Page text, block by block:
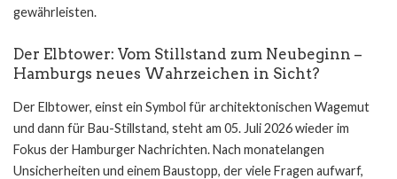
gewährleisten.
Der Elbtower: Vom Stillstand zum Neubeginn –
Hamburgs neues Wahrzeichen in Sicht?
Der Elbtower, einst ein Symbol für architektonischen Wagemut
und dann für Bau-Stillstand, steht am 05. Juli 2026 wieder im
Fokus der Hamburger Nachrichten. Nach monatelangen
Unsicherheiten und einem Baustopp, der viele Fragen aufwarf,